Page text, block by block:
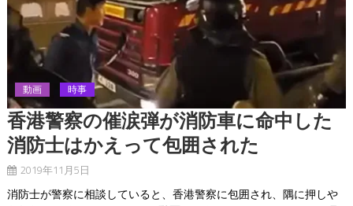
動画 時事
香港警察の催涙弾が消防車に命中した
消防士はかえって包囲された
2019年11月5日
消防士が警察に相談していると、香港警察に包囲され、隅に押しや